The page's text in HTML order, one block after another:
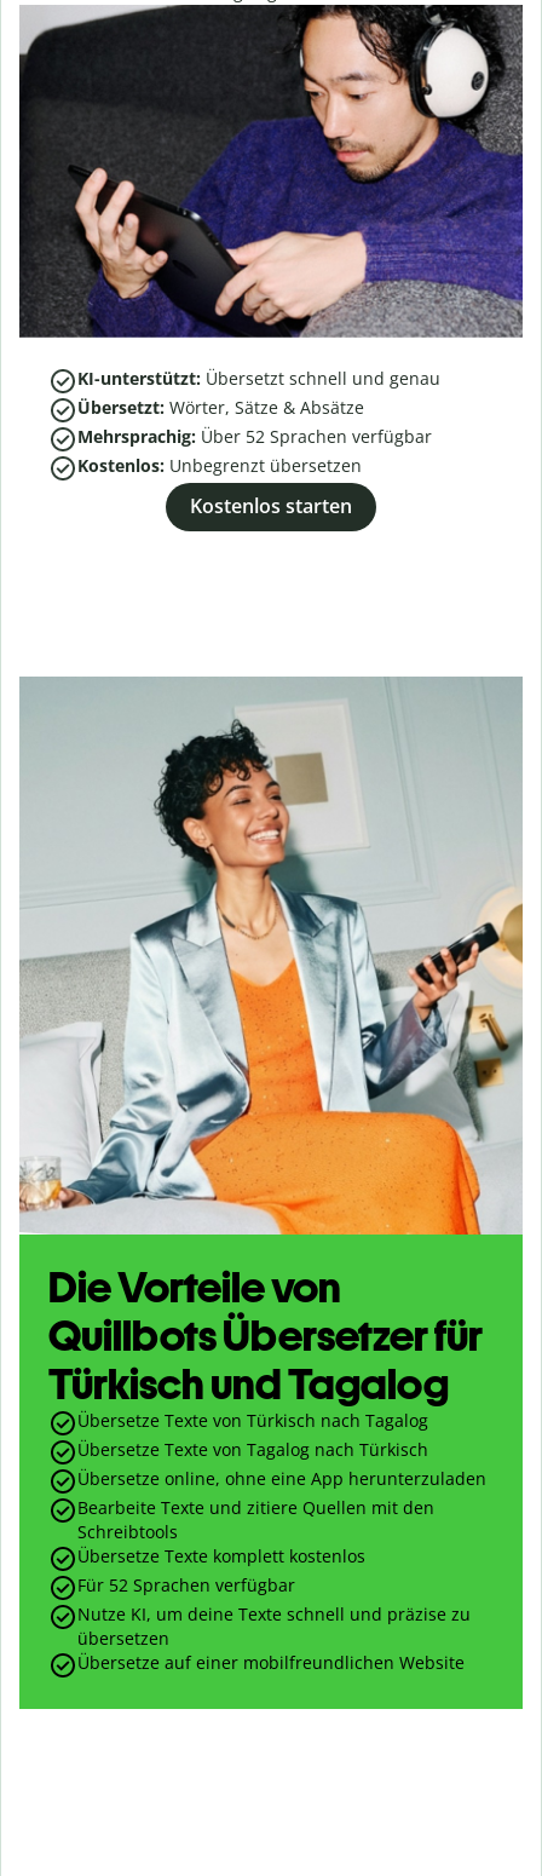
KI-unterstützt: Übersetzt schnell und genau
Übersetzt: Wörter, Sätze & Absätze
Mehrsprachig: Über 52 Sprachen verfügbar
Kostenlos: Unbegrenzt übersetzen
Kostenlos starten
Die Vorteile von
Quillbots Übersetzer für
Türkisch und Tagalog
Übersetze Texte von Türkisch nach Tagalog
Übersetze Texte von Tagalog nach Türkisch
Übersetze online, ohne eine App herunterzuladen
Bearbeite Texte und zitiere Quellen mit den
Schreibtools
Übersetze Texte komplett kostenlos
Für 52 Sprachen verfügbar
Nutze KI, um deine Texte schnell und präzise zu
übersetzen
Übersetze auf einer mobilfreundlichen Website